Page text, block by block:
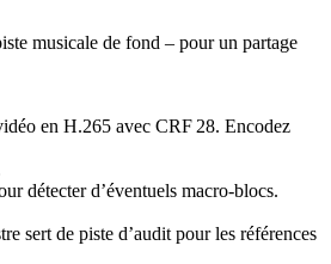
musicale de fond – pour un partage
en H.265 avec CRF 28. Encodez
détecter d’éventuels macro‑blocs.
sert de piste d’audit pour les références